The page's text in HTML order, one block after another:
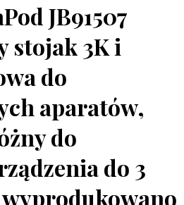
JB91507
stojak 3K i
do
aparatów,
do
do 3
wyprodukowano